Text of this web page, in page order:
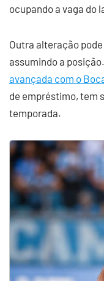
ocupando a vaga do
Outra alteração
assumindo a posição.
avançada com o
de empréstimo, tem
temporada.